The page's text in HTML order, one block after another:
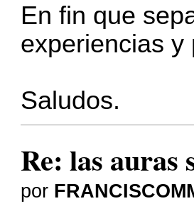
En fin que
experiencias y
Saludos.
Re: las auras
por